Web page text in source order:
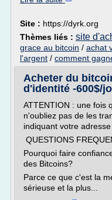
Site : https://dyrk.org
Thèmes liés : site
grace au bitcoin / achat
l'argent / comment
Acheter du
d'identité -600$/
ATTENTION : une fois
n'oubliez pas de les
indiquant votre
QUESTIONS
Pourquoi faire
des Bitcoins?
Parce ce que c'est la
sérieuse et la plus...